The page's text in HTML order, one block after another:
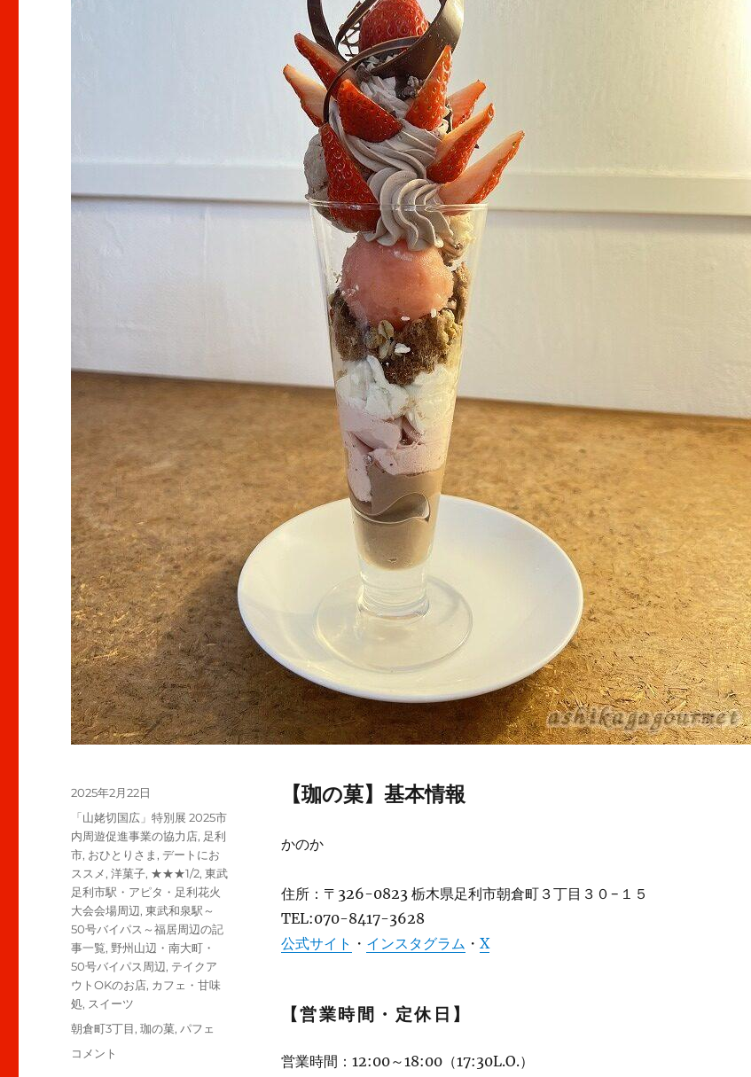
【珈の菓】基本情報
かのか
住所：〒326-0823 栃木県足利市朝倉町３丁目３０−１５
TEL:070-8417-3628
公式サイト ・ インスタグラム ・ X
【営業時間・定休日】
営業時間：12:00～18:00（17:30L.O.）
投
稿
日:
2025年2月22日
カ
テ
ゴ
リ
ー
「山姥切国広」特別展 2025市
内周遊促進事業の協力店, 足利
市, おひとりさま ,デートにお
ススメ,洋菓子, ★★★1/2,東武
足利市駅・アピタ・足利花火
大会会場周辺,東武和泉駅～
50号バイパス～福居周辺の記
事一覧, 野州山辺・南大町・
50号バイパス周辺, テイクア
ウトOKのお店, カフェ・甘味
処, スイーツ
タ
朝倉町3丁目,珈の菓, パフェ
【足
コメント